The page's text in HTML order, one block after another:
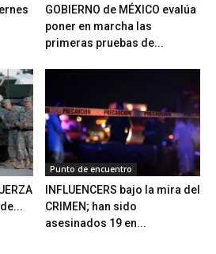
GOBIERNO de MÉXICO evalúa
poner en marcha las
primeras pruebas de...
Punto de encuentro
INFLUENCERS bajo la mira del
CRIMEN; han sido
asesinados 19 en...